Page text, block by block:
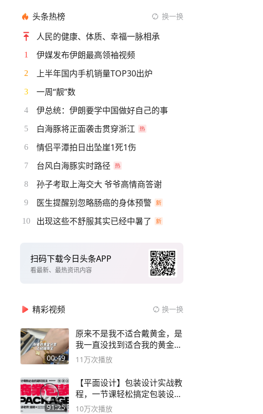
头条热榜 换一换
人民的健康、体质、幸福一脉相承
1 伊媒发布伊朗最高领袖视频
2 上半年国内手机销量TOP30出炉
3 一周“靓”数
4 伊总统：伊朗要学中国做好自己的事
5 白海豚将正面袭击贯穿浙江
6 情侣平潭拍日出坠崖1死1伤
7 台风白海豚实时路径
8 孙子考取上海交大 爷爷高情商答谢
9 医生提醒别忽略肠癌的身体预警
10 出现这些不舒服其实已经中暑了
扫码下载今日头条APP
看最新、最热资讯内容
精彩视频 换一换
00:49
原来不是我不适合戴黄金，是
我一直没找到适合我的黄金
😭
11万次播放
91:25
【平面设计】包装设计实战教
程，一节课轻松搞定包装设计
流程！
10万次播放